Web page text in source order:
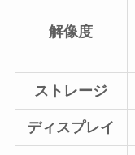
解像度
ストレージ
ディスプレイ